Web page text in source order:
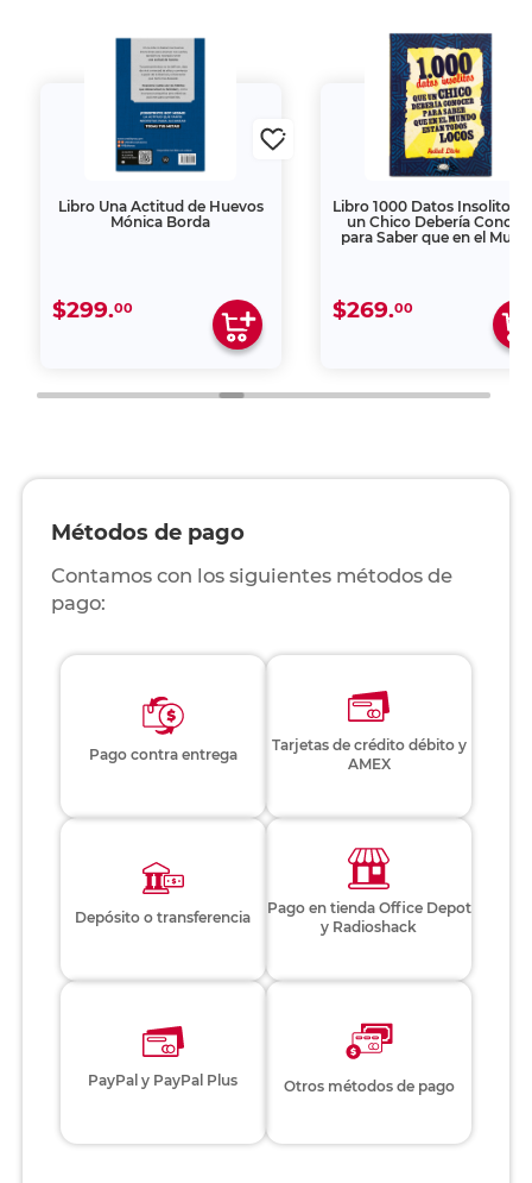
Libro Una Actitud de Huevos
Mónica Borda
$299.00
Libro 1000 Datos Insolitos
un Chico Debería
para Saber que en el
$269.00
Métodos de pago
Contamos con los siguientes métodos de
pago:
Pago contra entrega
Tarjetas de crédito débito y
AMEX
Depósito o transferencia
Pago en tienda Office Depot
y Radioshack
PayPal y PayPal Plus Otros métodos de pago